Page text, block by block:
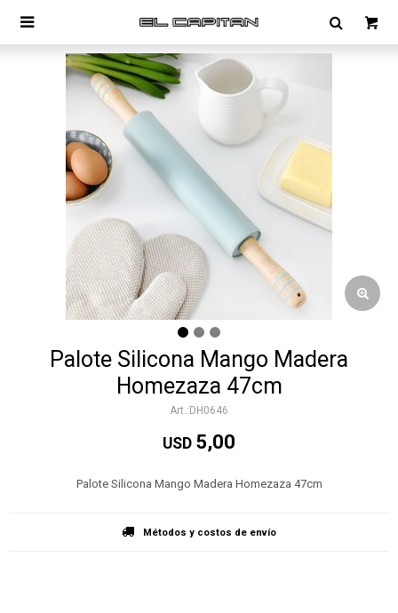

Palote Silicona Mango Madera
Homezaza 47cm
DH0646
USD 5,00
Palote Silicona Mango Madera Homezaza 47cm
Métodos y costos de envío